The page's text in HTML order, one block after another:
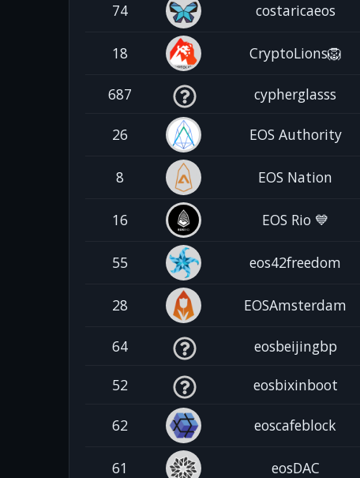
74 costaricaeos
18 CryptoLions🦁
687 cypherglasss
26 EOS Authority
8 EOS Nation
16 EOS Rio 💙
55 eos42freedom
28 EOSAmsterdam
64 eosbeijingbp
52 eosbixinboot
62 eoscafeblock
61 eosDAC